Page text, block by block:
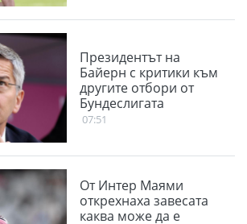
Президентът на
Байерн с критики към
другите отбори от
Бундеслигата
07:51
От Интер Маями
открехнаха завесата
каква може да е